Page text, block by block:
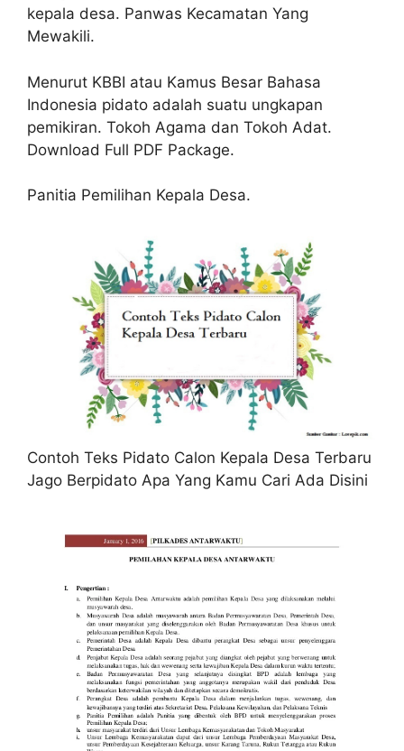
kepala desa. Panwas Kecamatan Yang
Mewakili.
Menurut KBBI atau Kamus Besar Bahasa
Indonesia pidato adalah suatu ungkapan
pemikiran. Tokoh Agama dan Tokoh Adat.
Download Full PDF Package.
Panitia Pemilihan Kepala Desa.
Contoh Teks Pidato Calon Kepala Desa Terbaru
Jago Berpidato Apa Yang Kamu Cari Ada Disini